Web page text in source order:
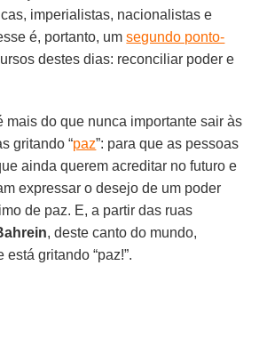
imperialistas, nacionalistas e
é, portanto, umsegundo ponto-
destes dias: reconciliar poder e
mais do que nunca importante sair às
gritando “paz”: para que as pessoas
ainda querem acreditar no futuro e
expressar o desejo de um poder
de paz. E, a partir das ruas
, deste canto do mundo,
está gritando “paz!”.